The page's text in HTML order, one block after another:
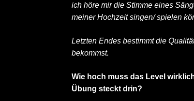
ich höre mir die Stimme eines
meiner Hochzeit singen/ spielen
Letzten Endes bestimmt die
bekommst.
Wie hoch muss das Level
Übung steckt drin?